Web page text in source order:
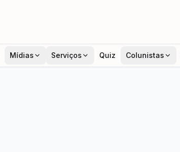
Mídias Serviços Quiz Colunistas